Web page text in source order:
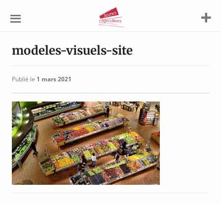
Agriculteurs
modeles-visuels-site
Publié le 1 mars 2021